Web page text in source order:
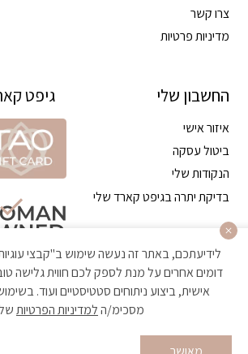
צרו קשר
מדיניות פרטיות
החשבון שלי
איזור אישי
ביטול עסקה
הנקודות שלי
בדיקת יתרה בגיפט קארד שלי
גיפט
הקניה באתר מאובטחת ועומדת בתקן
דומים אחרים על מנת לספק לכם חווית גלישה
אישית, ביצוע ניתוחים סטטיסטיים ועוד.
מסכימ/הלמדיניות הפרטיות